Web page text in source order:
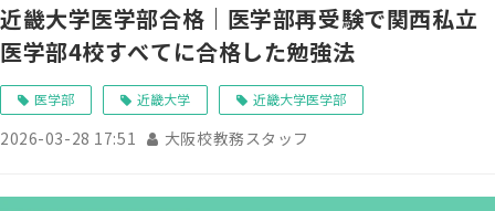
近畿大学医学部合格｜医学部再受験で関西私立
医学部4校すべてに合格した勉強法
医学部 近畿大学 近畿大学医学部
2026-03-28 17:51 大阪校教務スタッフ